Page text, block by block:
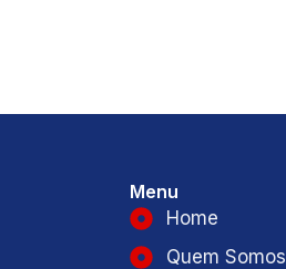
Menu
Home
Quem Somos